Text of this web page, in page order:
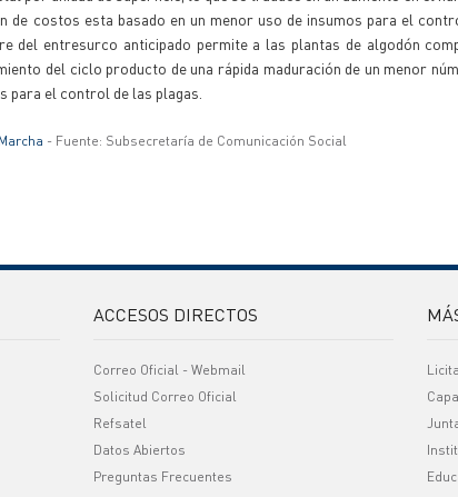
de costos esta basado en un menor uso de insumos para el
del entresurco anticipado permite a las plantas de algodón
del ciclo producto de una rápida maduración de un menor
para el control de las plagas.
- Fuente: Subsecretaría de Comunicación Social
ACCESOS DIRECTOS
Correo Oficial - Webmail
Solicitud Correo Oficial
Refsatel
Datos Abiertos
Preguntas Frecuentes